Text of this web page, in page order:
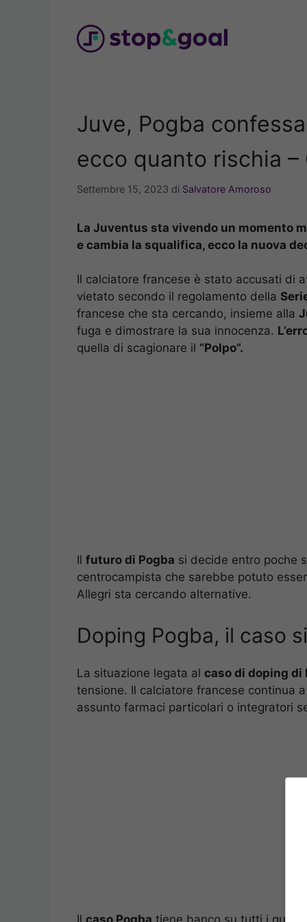
Juve, Pogba
ecco quanto rischia –
Settembre 15, 2023 di Salvatore Amoroso
La Juventus sta vivendo un momento
e cambia la squalifica, ecco la nuova
Il calciatore francese è stato accusati di
vietato secondo il regolamento della
francese che sta cercando, insieme alla
fuga e dimostrare la sua innocenza.
quella di scagionare il “Polpo”.
Il futuro di Pogba si decide entro poche
centrocampista che sarebbe potuto
Allegri sta cercando alternative.
Doping Pogba, il caso
La situazione legata al caso di doping di
tensione. Il calciatore francese continua
assunto farmaci particolari o integratori
Il caso Pogba tiene banco su tutti i